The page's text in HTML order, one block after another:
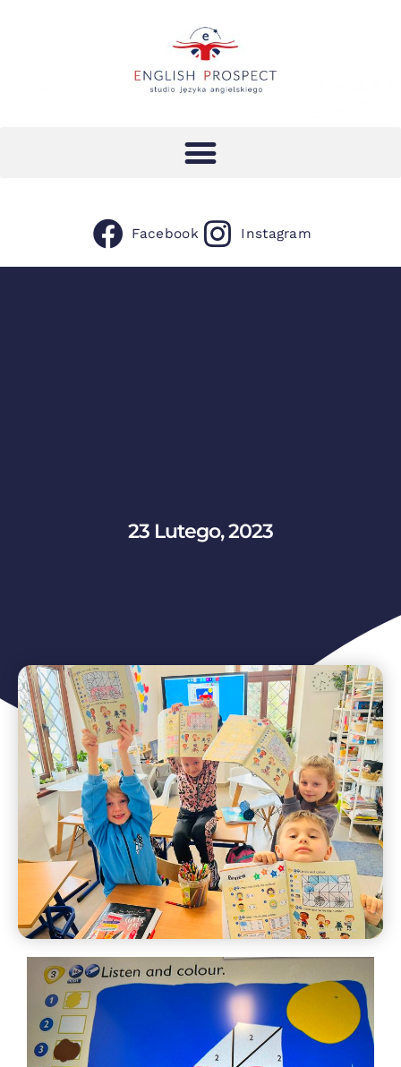
Facebook Instagram
23 Lutego, 2023